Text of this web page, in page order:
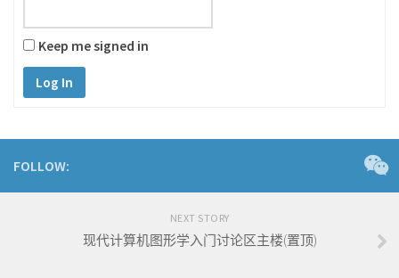
Keep me signed in
Log In
FOLLOW:
NEXT STORY
现代计算机图形学入门讨论区主楼(置顶)